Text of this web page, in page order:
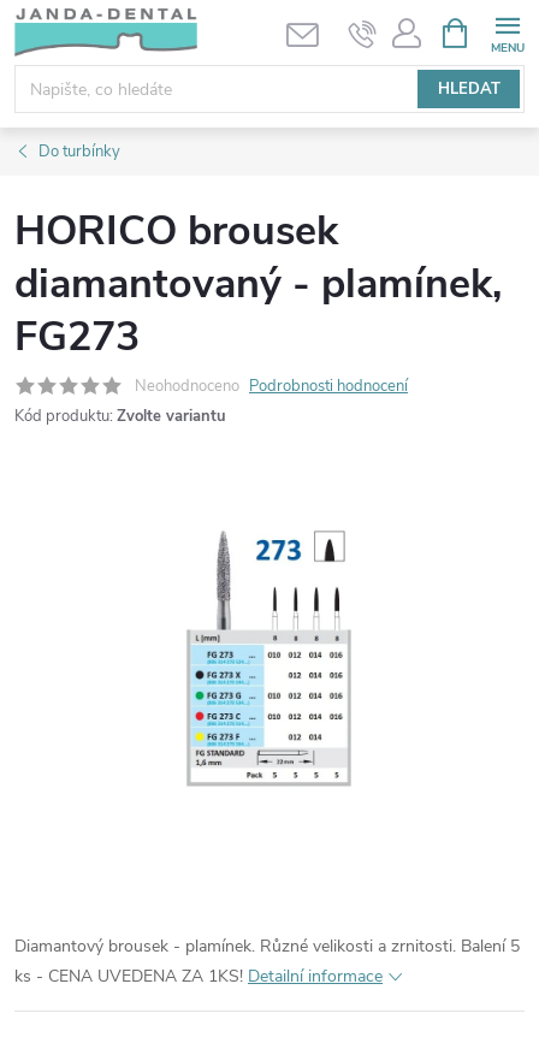
Přejít
obsah
HLEDAT
NÁKUPNÍ
KOŠÍK
Do turbínky
HORICO brousek
diamantovaný - plamínek,
FG273
Neohodnoceno Podrobnosti hodnocení
Kód produktu: Zvolte variantu
Diamantový brousek - plamínek. Různé velikosti a zrnitosti. Balení 5
ks - CENA UVEDENA ZA 1KS! Detailní informace